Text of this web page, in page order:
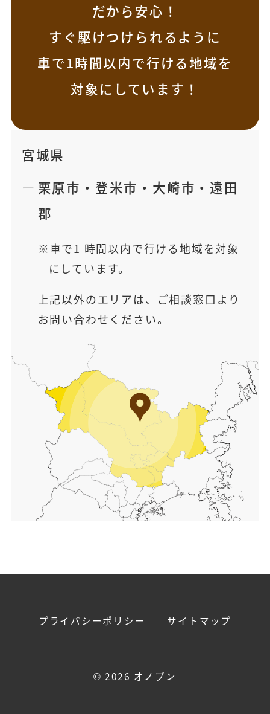
だから安心！
すぐ駆けつけられるように
車で1時間以内で行ける地域を
対象にしています！
宮城県
栗原市 ・ 登米市 ・ 大崎市 ・ 遠田
郡
車で1 時間以内で行ける地域を対象
にしています。
上記以外のエリアは、ご相談窓口より
お問い合わせください。
プライバシーポリシー サイトマップ
© 2026 オノブン